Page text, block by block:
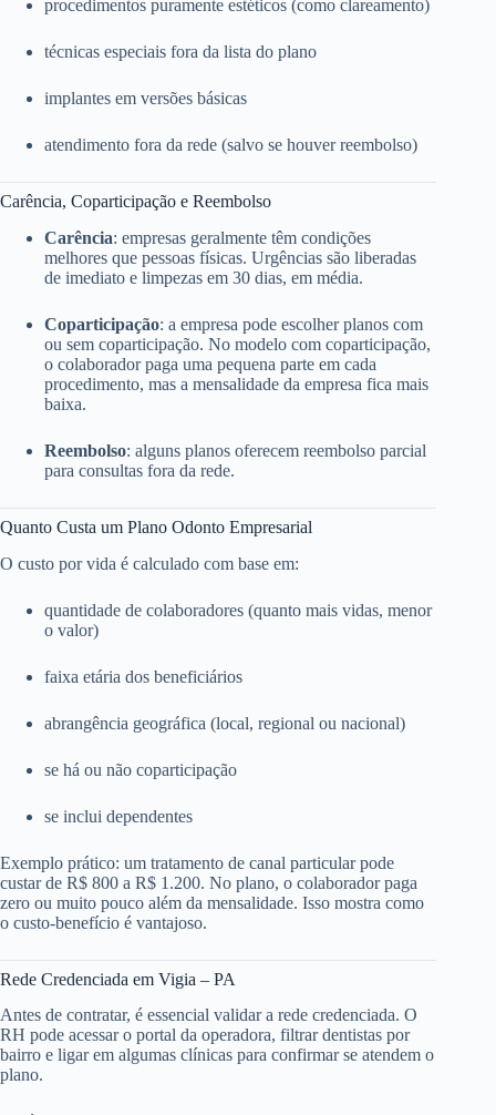
procedimentos puramente estéticos (como clareamento)
técnicas especiais fora da lista do plano
implantes em versões básicas
atendimento fora da rede (salvo se houver reembolso)
Carência, Coparticipação e Reembolso
Carência: empresas geralmente têm condições
melhores que pessoas físicas. Urgências são liberadas
de imediato e limpezas em 30 dias, em média.
Coparticipação: a empresa pode escolher planos com
ou sem coparticipação. No modelo com coparticipação,
o colaborador paga uma pequena parte em cada
procedimento, mas a mensalidade da empresa fica mais
baixa.
Reembolso: alguns planos oferecem reembolso parcial
para consultas fora da rede.
Quanto Custa um Plano Odonto Empresarial
O custo por vida é calculado com base em:
quantidade de colaboradores (quanto mais vidas, menor
o valor)
faixa etária dos beneficiários
abrangência geográfica (local, regional ou nacional)
se há ou não coparticipação
se inclui dependentes
Exemplo prático: um tratamento de canal particular pode
custar de R$ 800 a R$ 1.200. No plano, o colaborador paga
zero ou muito pouco além da mensalidade. Isso mostra como
o custo-benefício é vantajoso.
Rede Credenciada em Vigia – PA
Antes de contratar, é essencial validar a rede credenciada. O
RH pode acessar o portal da operadora, filtrar dentistas por
bairro e ligar em algumas clínicas para confirmar se atendem o
plano.